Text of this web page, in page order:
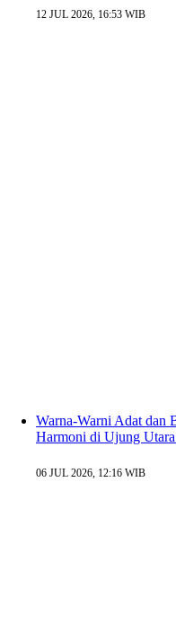
12 JUL 2026, 16:53 WIB
Warna-Warni Adat dan
Harmoni di Ujung Utara
06 JUL 2026, 12:16 WIB